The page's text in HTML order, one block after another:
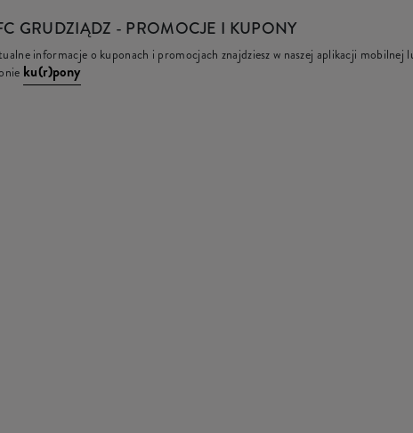
GRUDZIĄDZ - PROMOCJE I KUPONY
informacje o kuponach i promocjach znajdziesz w naszej aplikacji mobilnej
ku(r)pony